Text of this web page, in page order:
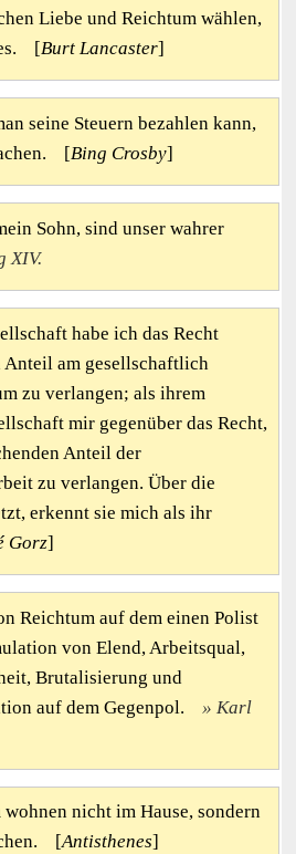
Liebe und Reichtum wählen,
[Burt Lancaster]
seine Steuern bezahlen kann,
[Bing Crosby]
Sohn, sind unser wahrer
XIV.
habe ich das Recht
am gesellschaftlich
zu verlangen; als ihrem
mir gegenüber das Recht,
Anteil der
zu verlangen. Über die
erkennt sie mich als ihr
Gorz]
Reichtum auf dem einen Polist
von Elend, Arbeitsqual,
Brutalisierung und
auf dem Gegenpol.
Karl
nicht im Hause, sondern
[Antisthenes]